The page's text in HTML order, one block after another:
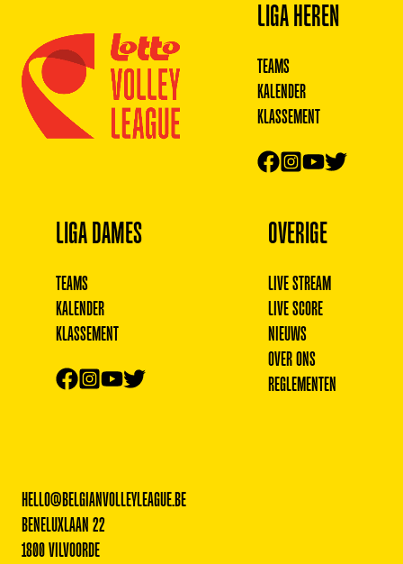
LIGA HEREN
TEAMS
KALENDER
KLASSEMENT
LIGA DAMES
TEAMS
KALENDER
KLASSEMENT
OVERIGE
LIVE STREAM
LIVE SCORE
NIEUWS
OVER ONS
REGLEMENTEN
HELLO@BELGIANVOLLEYLEAGUE.BE
BENELUXLAAN 22
1800 VILVOORDE